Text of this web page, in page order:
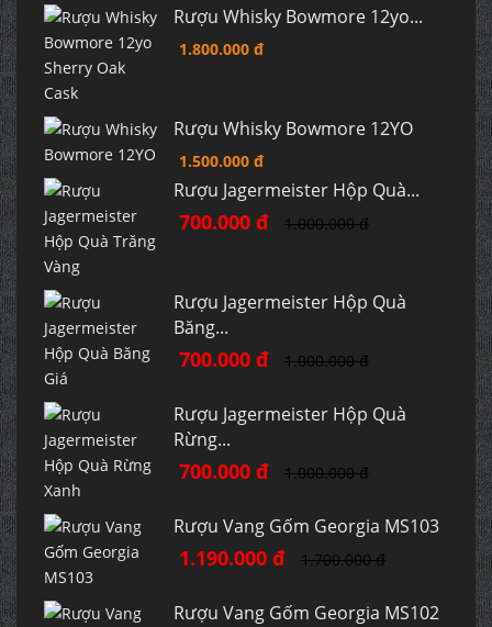
Rượu Whisky Bowmore 12yo...
1.800.000 đ
Rượu Whisky Bowmore 12YO
1.500.000 đ
Rượu Jagermeister Hộp Quà...
700.000 đ 1.000.000 đ
Rượu Jagermeister Hộp Quà
Băng...
700.000 đ 1.000.000 đ
Rượu Jagermeister Hộp Quà
Rừng...
700.000 đ 1.000.000 đ
Rượu Vang Gốm Georgia MS103
1.190.000 đ 1.700.000 đ
Rượu Vang Gốm Georgia MS102